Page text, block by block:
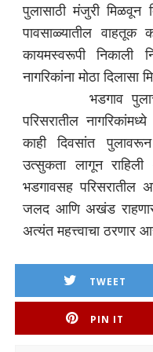
पुलासाठी मंजुरी मिळवून
पावसाळ्यातील वाहतूक
कायमस्वरूपी निकाली
नागरिकांना मोठा दिलासा
भडगाव पुलाचे
परिसरातील
काही दिवसांत
उत्सुकता लागून
भडगावसह परिसरातील
जलद आणि अखंड
अत्यंत महत्त्वाचा ठरणार
TWEET
PIN IT